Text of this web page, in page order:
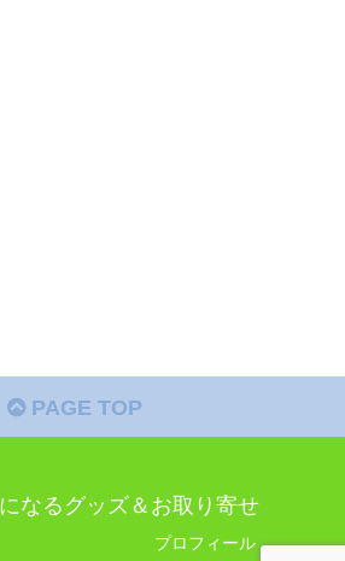
PAGE TOP
なるグッズ＆お取り寄せ
プロフィール